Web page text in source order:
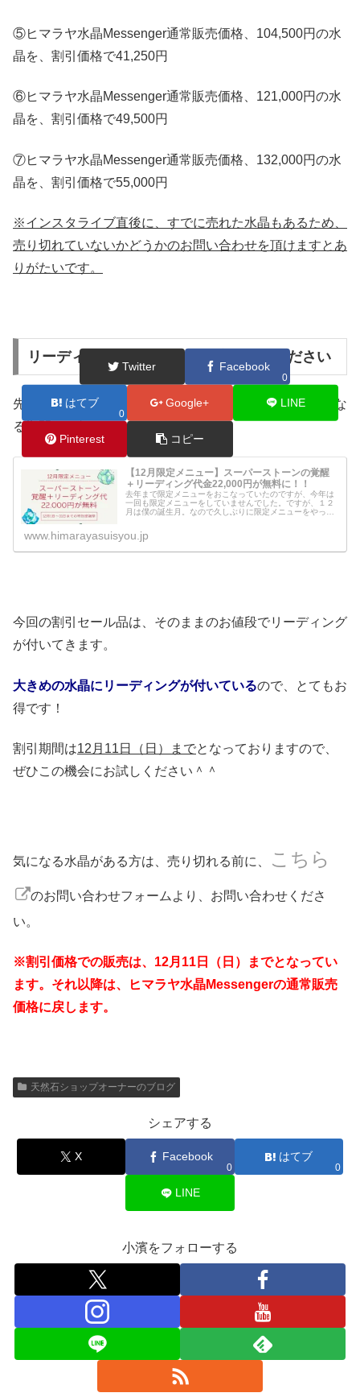
⑤ヒマラヤ水晶Messenger通常販売価格、104,500円の水
晶を、割引価格で41,250円
⑥ヒマラヤ水晶Messenger通常販売価格、121,000円の水
晶を、割引価格で49,500円
⑦ヒマラヤ水晶Messenger通常販売価格、132,000円の水
晶を、割引価格で55,000円
※インスタライブ直後に、すでに売れた水晶もあるため、
売り切れていないかどうかのお問い合わせを頂けますとあ
りがたいです。
リーディング付きの水晶を一度お試しください
先日、１２月の限定メニューでリーディング代が無料にな
る期間をお伝えさせて頂きました↓
【12月限定メニュー】スーパーストーンの覚醒
＋リーディング代金22,000円が無料に！！
去年まで限定メニューをおこなっていたのですが、今年は
一回も限定メニューをしていませんでした。ですが、１２
月は僕の誕生月。なので久しぶりに限定メニューをやって
www.himarayasuisyou.jp
今回の割引セール品は、そのままのお値段でリーディング
が付いてきます。
大きめの水晶にリーディングが付いているので、とてもお
得です！
割引期間は12月11日（日）までとなっておりますので、
ぜひこの機会にお試しください＾＾
気になる水晶がある方は、売り切れる前に、 こちら
のお問い合わせフォームより、お問い合わせくださ
い。
※割引価格での販売は、12月11日（日）までとなってい
ます。それ以降は、ヒマラヤ水晶Messengerの通常販売
価格に戻します。
天然石ショップオーナーのブログ
シェアする
X Facebook
0
はてブ
0
LINE
小濱をフォローする
Twitter Facebook
0
はてブ
0
Google+ LINE
Pinterest コピー